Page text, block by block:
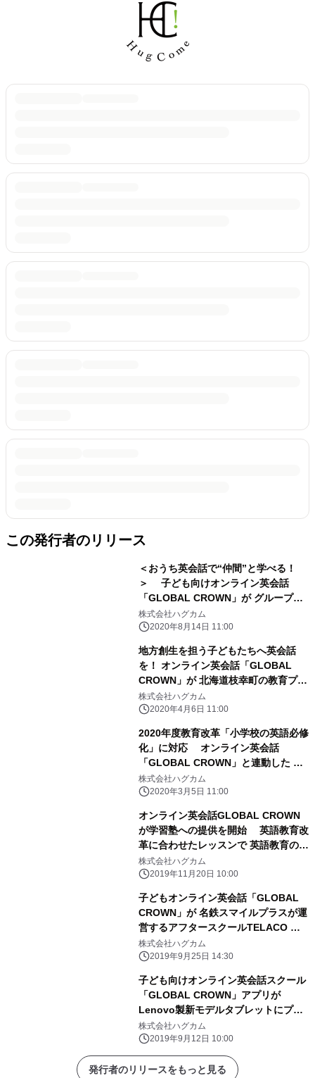
この発行者のリリース
＜おうち英会話で“仲間”と学べる！
＞ 子ども向けオンライン英会話
「GLOBAL CROWN」が グループ形
式の新サービス提供を開始
株式会社ハグカム
2020年8月14日 11:00
地方創生を担う子どもたちへ英会話
を！ オンライン英会話「GLOBAL
CROWN」が 北海道枝幸町の教育プロ
グラムに導入
株式会社ハグカム
2020年4月6日 11:00
2020年度教育改革「小学校の英語必修
化」に対応 オンライン英会話
「GLOBAL CROWN」と連動した 書
籍が旺文社より発売
株式会社ハグカム
2020年3月5日 11:00
オンライン英会話GLOBAL CROWN
が学習塾への提供を開始 英語教育改
革に合わせたレッスンで 英語教育の早
期化対策をサポート
株式会社ハグカム
2019年11月20日 10:00
子どもオンライン英会話「GLOBAL
CROWN」が 名鉄スマイルプラスが運
営するアフタースクールTELACO 名
古屋市内4校舎で導入決定
株式会社ハグカム
2019年9月25日 14:30
子ども向けオンライン英会話スクール
「GLOBAL CROWN」アプリが
Lenovo製新モデルタブレットにプリ
インストール
株式会社ハグカム
2019年9月12日 10:00
発行者のリリースをもっと見る